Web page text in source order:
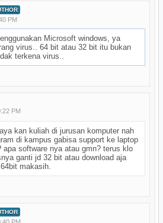
PM
Microsoft windows, ya
virus.. 64 bit atau 32 bit itu bukan
terkena virus..
PM
kan kuliah di jurusan komputer nah
di kampus gabisa support ke laptop
apa software nya atau gmn? terus klo
ganti jd 32 bit atau download aja
makasih.